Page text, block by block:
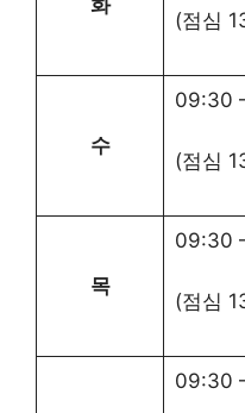
화
(점심
수
09:30
(점심
목
09:30
(점심
09:30